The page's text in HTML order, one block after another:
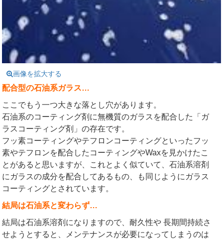
画像を拡大する
配合型の石油系ガラス…
ここでもう一つ大きな落とし穴があります。
石油系のコーティング剤に無機質のガラスを配合した「ガ
ラスコーティング剤」の存在です。
フッ素コーティングやテフロンコーティングといったフッ
素やテフロンを配合したコーティングやWaxを見かけたこ
とがあると思いますが、これとよく似ていて、石油系溶剤
にガラスの成分を配合してあるもの、も同じようにガラス
コーティングとされています。
結局は石油系と変わらず…
結局は石油系溶剤になりますので、耐久性や 長期間持続さ
せようとすると、メンテナンスが必要になってしまうのは